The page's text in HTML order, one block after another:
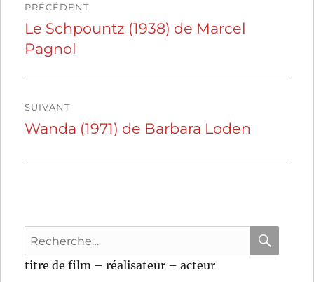
de
l’article
PRÉCÉDENT
Publication
précédente :
Le Schpountz (1938) de Marcel
Pagnol
SUIVANT
Publication
Wanda (1971) de Barbara Loden
Recherche
pour
:
titre de film – réalisateur – acteur